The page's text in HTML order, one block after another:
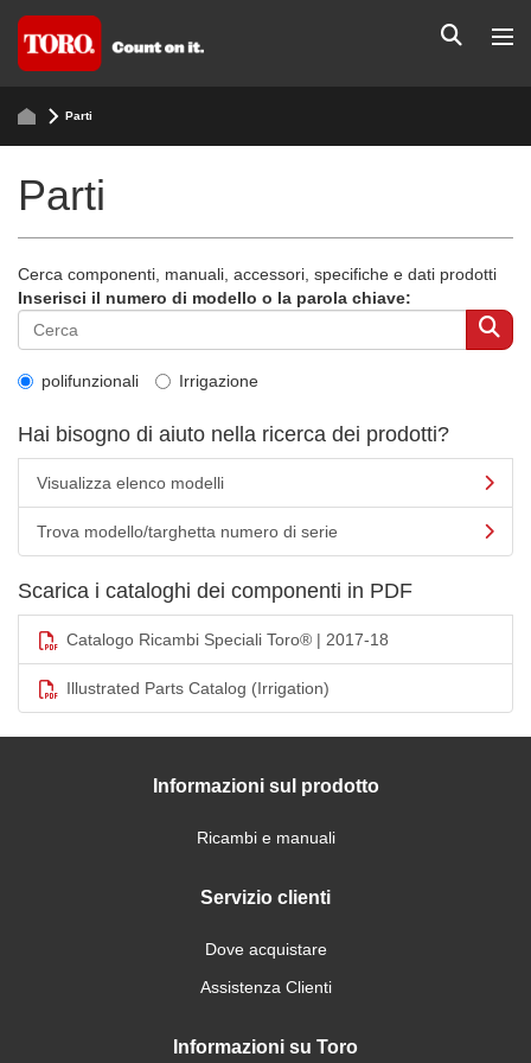
Parti
Parti
Cerca componenti, manuali, accessori, specifiche e dati prodotti
Inserisci il numero di modello o la parola chiave:
polifunzionali Irrigazione
Hai bisogno di aiuto nella ricerca dei prodotti?
Visualizza elenco modelli
Trova modello/targhetta numero di serie
Scarica i cataloghi dei componenti in PDF
Catalogo Ricambi Speciali Toro® | 2017-18
Illustrated Parts Catalog (Irrigation)
Informazioni sul prodotto
Ricambi e manuali
Servizio clienti
Dove acquistare
Assistenza Clienti
Informazioni su Toro